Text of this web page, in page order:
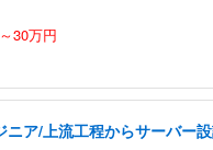
30万円
ニア/上流工程からサーバー